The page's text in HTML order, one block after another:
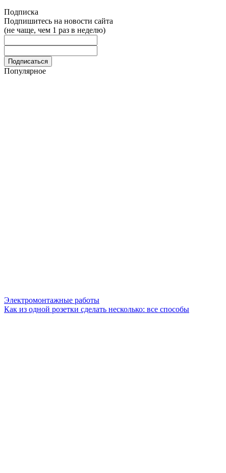
Подписка
Подпишитесь на новости сайта
(не чаще, чем 1 раз в неделю)
Популярное
Электромонтажные работы
Как из одной розетки сделать несколько: все способы